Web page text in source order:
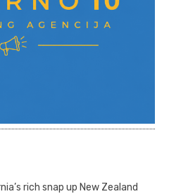
rich snap up New Zealand